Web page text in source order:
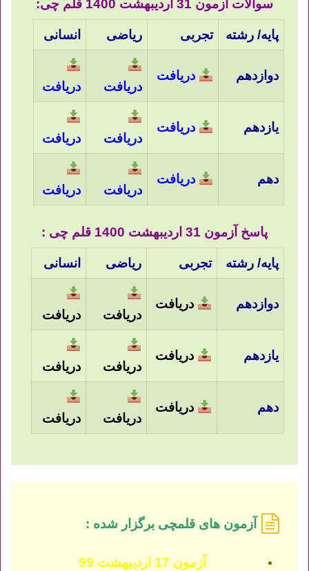
سوالات آزمون 31 اردیبهشت 1400 قلم چی:
پایه/ رشته تجربی ریاضی انسانی
دوازدهم دریافت
دریافت دریافت
یازدهم دریافت
دریافت دریافت
دهم دریافت
دریافت دریافت
پاسخ آزمون 31 اردیبهشت 1400 قلم چی :
پایه/ رشته تجربی ریاضی انسانی
دوازدهم دریافت
دریافت دریافت
یازدهم دریافت
دریافت دریافت
دهم دریافت
دریافت دریافت
آزمون های قلمچی برگزار شده :
آزمون 17 اردیبهشت 99